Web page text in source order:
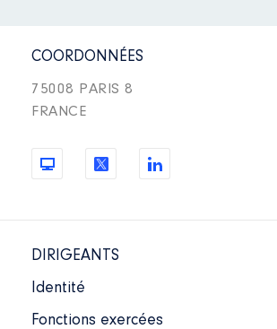
COORDONNÉES
75008 PARIS 8
FRANCE
DIRIGEANTS
Identité
Fonctions exercées